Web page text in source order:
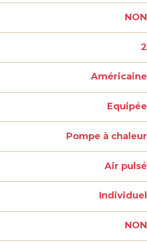
NON
2
Américaine
Equipée
Pompe à chaleur
Air pulsé
Individuel
NON